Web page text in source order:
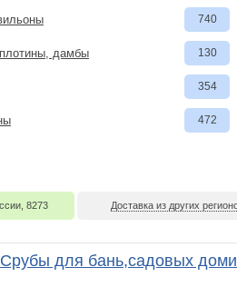
740
дамбы 130
354
472
8273 Доставка из других
для бань,садовых